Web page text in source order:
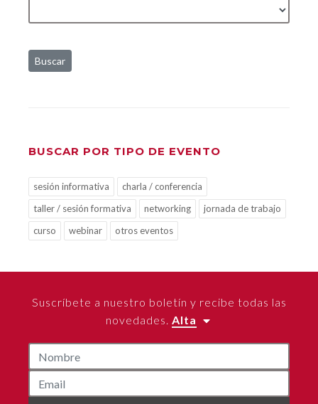
Buscar
BUSCAR POR TIPO DE EVENTO
sesión informativa
charla / conferencia
taller / sesión formativa
networking
jornada de trabajo
curso
webinar otros eventos
Suscríbete a nuestro boletín y recibe todas las
novedades. Alta